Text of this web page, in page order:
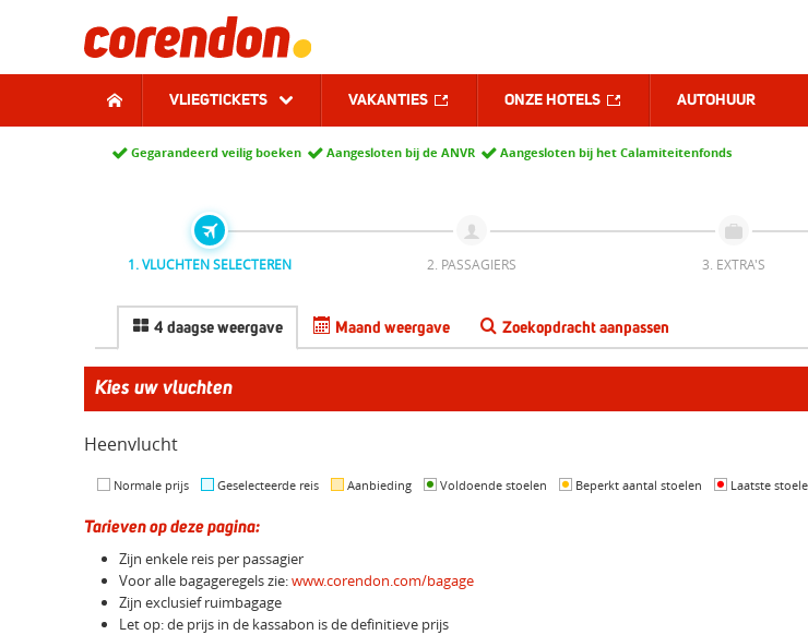
VLIEGTICKETS VAKANTIES ONZE HOTELS AUTOHUUR
Gegarandeerd veilig boeken Aangesloten bij de ANVR Aangesloten bij het Calamiteitenfonds
1. VLUCHTEN SELECTEREN 2. PASSAGIERS 3. EXTRA'S
4 daagse weergave Maand weergave Zoekopdracht aanpassen
Kies uw vluchten
Heenvlucht
Normale prijs Geselecteerde reis Aanbieding Voldoende stoelen Beperkt aantal stoelen Laatste
Tarieven op deze pagina:
Zijn enkele reis per passagier
Voor alle bagageregels zie:www.corendon.com/bagage
Zijn exclusief ruimbagage
Let op: de prijs in de kassabon is de definitieve prijs